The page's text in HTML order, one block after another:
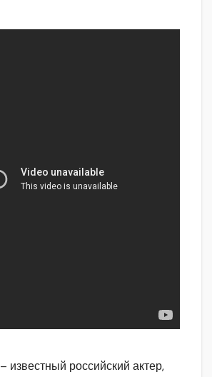
– известный российский актер,